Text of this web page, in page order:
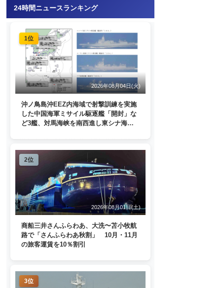
24時間ニュースランキング
1位
2026年08月04日(火)
沖ノ鳥島沖EEZ内海域で射撃訓練を実施
した中国海軍ミサイル駆逐艦「開封」な
ど3艦、対馬海峡を南西進し東シナ海
2位
2026年08月01日(土)
商船三井さんふらわあ、大洗〜苫小牧航
路で「さんふらわあ秋割」 10月・11月
の旅客運賃を10％割引
3位